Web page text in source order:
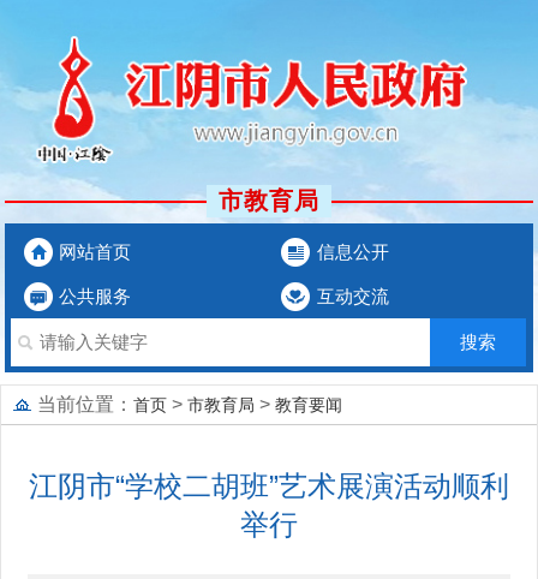
市教育局
网站首页 信息公开
公共服务 互动交流
当前位置： 首页 > 市教育局 > 教育要闻
江阴市“学校二胡班”艺术展演活动顺利
举行